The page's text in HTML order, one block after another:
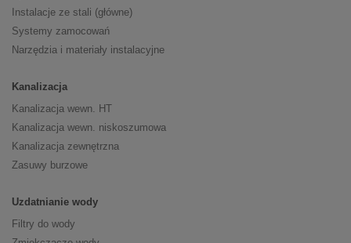
Instalacje ze stali (główne)
Systemy zamocowań
Narzędzia i materiały instalacyjne
Kanalizacja
Kanalizacja wewn. HT
Kanalizacja wewn. niskoszumowa
Kanalizacja zewnętrzna
Zasuwy burzowe
Uzdatnianie wody
Filtry do wody